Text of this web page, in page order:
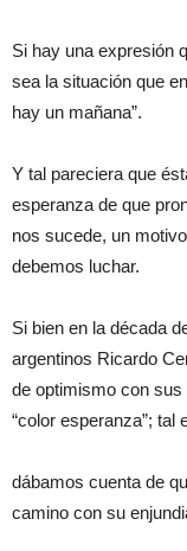
Si hay una expresión
sea la situación que
hay un mañana”.
Y tal pareciera que
esperanza de que
nos sucede, un
debemos luchar.
Si bien en la década
argentinos Ricardo
de optimismo con sus
“color esperanza”; tal
dábamos cuenta de
camino con su